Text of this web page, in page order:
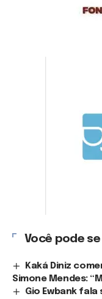
Você pode
Kaká Diniz
Simone Mendes:
Gio Ewbank